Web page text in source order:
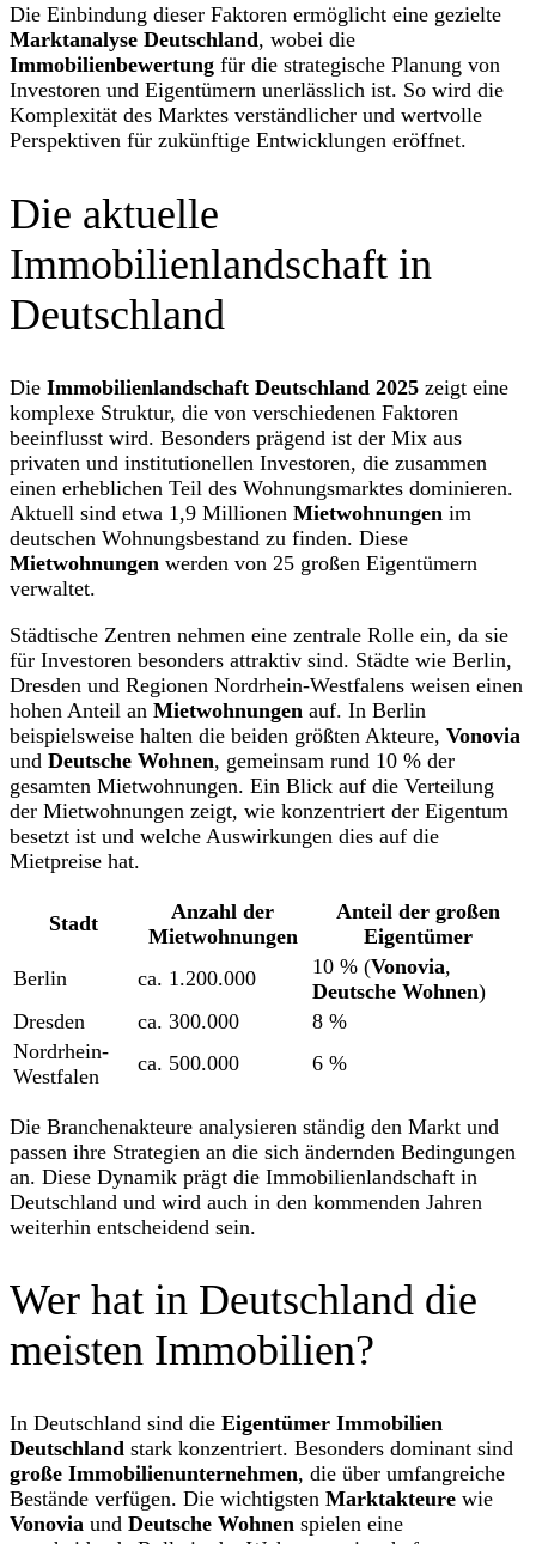
Die Einbindung dieser Faktoren ermöglicht eine gezielte
Marktanalyse Deutschland, wobei die
Immobilienbewertung für die strategische Planung von
Investoren und Eigentümern unerlässlich ist. So wird die
Komplexität des Marktes verständlicher und wertvolle
Perspektiven für zukünftige Entwicklungen eröffnet.
Die aktuelle
Immobilienlandschaft in
Deutschland
Die Immobilienlandschaft Deutschland 2025 zeigt eine
komplexe Struktur, die von verschiedenen Faktoren
beeinflusst wird. Besonders prägend ist der Mix aus
privaten und institutionellen Investoren, die zusammen
einen erheblichen Teil des Wohnungsmarktes dominieren.
Aktuell sind etwa 1,9 Millionen Mietwohnungen im
deutschen Wohnungsbestand zu finden. Diese
Mietwohnungen werden von 25 großen Eigentümern
verwaltet.
Städtische Zentren nehmen eine zentrale Rolle ein, da sie
für Investoren besonders attraktiv sind. Städte wie Berlin,
Dresden und Regionen Nordrhein-Westfalens weisen einen
hohen Anteil an Mietwohnungen auf. In Berlin
beispielsweise halten die beiden größten Akteure, Vonovia
und Deutsche Wohnen, gemeinsam rund 10 % der
gesamten Mietwohnungen. Ein Blick auf die Verteilung
der Mietwohnungen zeigt, wie konzentriert der Eigentum
besetzt ist und welche Auswirkungen dies auf die
Mietpreise hat.
Stadt
Anzahl der
Mietwohnungen
Anteil der großen
Eigentümer
Berlin
ca. 1.200.000 10 % (Vonovia,
Deutsche Wohnen)
Dresden
ca. 300.000
8 %
Nordrhein-
Westfalen
ca. 500.000 6 %
Die Branchenakteure analysieren ständig den Markt und
passen ihre Strategien an die sich ändernden Bedingungen
an. Diese Dynamik prägt die Immobilienlandschaft in
Deutschland und wird auch in den kommenden Jahren
weiterhin entscheidend sein.
Wer hat in Deutschland die
meisten Immobilien?
In Deutschland sind die Eigentümer Immobilien
Deutschland stark konzentriert. Besonders dominant sind
große Immobilienunternehmen, die über umfangreiche
Bestände verfügen. Die wichtigsten Marktakteure wie
Vonovia und Deutsche Wohnen spielen eine